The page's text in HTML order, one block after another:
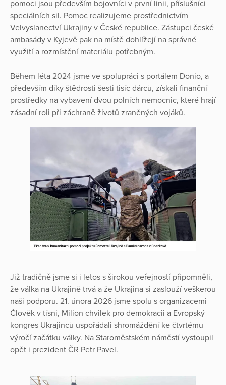
pomoci jsou především bojovníci v první linii, příslušníci
speciálních sil. Pomoc realizujeme prostřednictvím
Velvyslanectví Ukrajiny v České republice. Zástupci české
ambasády v Kyjevě pak na místě dohlížejí na správné
využití a rozmístění materiálu potřebným.
Během léta 2024 jsme ve spolupráci s portálem Donio, a
především díky štědrosti šesti tisíc dárců, získali finanční
prostředky na vybavení dvou polních nemocnic, které hrají
zásadní roli při záchraně životů zraněných vojáků.
Již tradičně jsme si i letos s širokou veřejností připomněli,
že válka na Ukrajině trvá a že Ukrajina si zaslouží veškerou
naši podporu. 21. února 2026 jsme spolu s organizacemi
Člověk v tísni, Milion chvilek pro demokracii a Evropský
kongres Ukrajinců uspořádali shromáždění ke čtvrtému
výročí začátku války. Na Staroměstském náměstí vystoupil
opět i prezident ČR Petr Pavel.